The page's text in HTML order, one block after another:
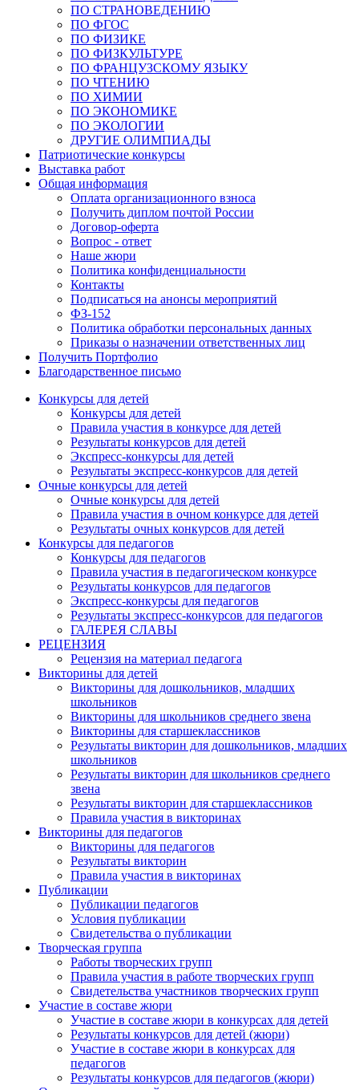
ПО СТРАНОВЕДЕНИЮ
ПО ФГОС
ПО ФИЗИКЕ
ПО ФИЗКУЛЬТУРЕ
ПО ФРАНЦУЗСКОМУ ЯЗЫКУ
ПО ЧТЕНИЮ
ПО ХИМИИ
ПО ЭКОНОМИКЕ
ПО ЭКОЛОГИИ
ДРУГИЕ ОЛИМПИАДЫ
Патриотические конкурсы
Выставка работ
Общая информация
Оплата организационного взноса
Получить диплом почтой России
Договор-оферта
Вопрос - ответ
Наше жюри
Политика конфиденциальности
Контакты
Подписаться на анонсы мероприятий
ФЗ-152
Политика обработки персональных данных
Приказы о назначении ответственных лиц
Получить Портфолио
Благодарственное письмо
Конкурсы для детей
Конкурсы для детей
Правила участия в конкурсе для детей
Результаты конкурсов для детей
Экспресс-конкурсы для детей
Результаты экспресс-конкурсов для детей
Очные конкурсы для детей
Очные конкурсы для детей
Правила участия в очном конкурсе для детей
Результаты очных конкурсов для детей
Конкурсы для педагогов
Конкурсы для педагогов
Правила участия в педагогическом конкурсе
Результаты конкурсов для педагогов
Экспресс-конкурсы для педагогов
Результаты экспресс-конкурсов для педагогов
ГАЛЕРЕЯ СЛАВЫ
РЕЦЕНЗИЯ
Рецензия на материал педагога
Викторины для детей
Викторины для дошкольников, младших
школьников
Викторины для школьников среднего звена
Викторины для старшеклассников
Результаты викторин для дошкольников, младших
школьников
Результаты викторин для школьников среднего
звена
Результаты викторин для старшеклассников
Правила участия в викторинах
Викторины для педагогов
Викторины для педагогов
Результаты викторин
Правила участия в викторинах
Публикации
Публикации педагогов
Условия публикации
Свидетельства о публикации
Творческая группа
Работы творческих групп
Правила участия в работе творческих групп
Свидетельства участников творческих групп
Участие в составе жюри
Участие в составе жюри в конкурсах для детей
Результаты конкурсов для детей (жюри)
Участие в составе жюри в конкурсах для
педагогов
Результаты конкурсов для педагогов (жюри)